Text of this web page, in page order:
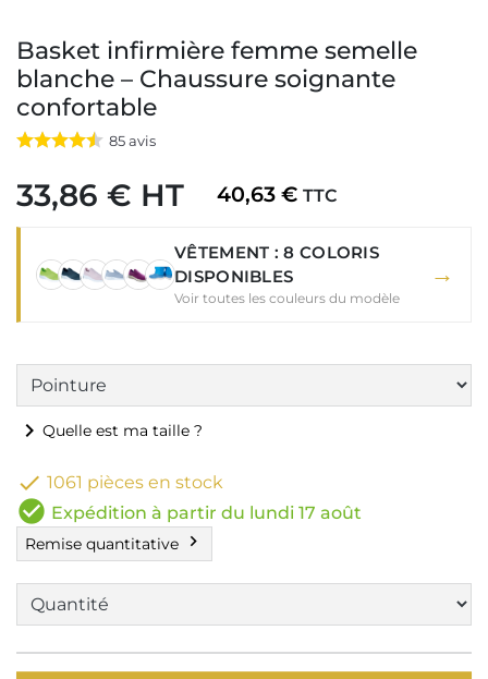
Basket infirmière femme semelle
blanche – Chaussure soignante
confortable
85avis
33,86 € HT 40,63 € TTC
VÊTEMENT : 8 COLORIS
DISPONIBLES
Voir toutes les couleurs du modèle
→
chevron_right Quelle est ma taille ?
 1061 pièces en stock
check_circle Expédition à partir du lundi 17 août
Remise quantitative chevron_right